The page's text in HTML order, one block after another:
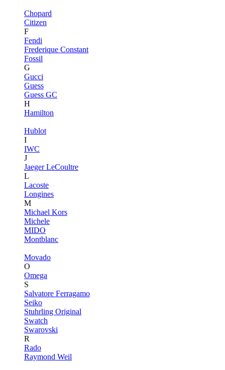
Chopard
Citizen
F
Fendi
Frederique Constant
Fossil
G
Gucci
Guess
Guess GC
H
Hamilton
Hublot
I
IWC
J
Jaeger LeCoultre
L
Lacoste
Longines
M
Michael Kors
Michele
MIDO
Montblanc
Movado
O
Omega
S
Salvatore Ferragamo
Seiko
Stuhrling Original
Swatch
Swarovski
R
Rado
Raymond Weil